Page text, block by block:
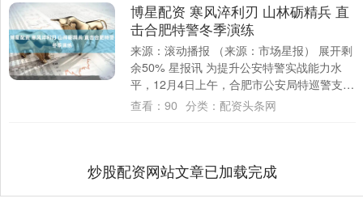
博星配资 寒风淬利刃 山林砺精兵 直
击合肥特警冬季演练
来源：滚动播报 （来源：市场星报） 展开剩
余50% 星报讯 为提升公安特警实战能力水
平，12月4日上午，合肥市公安局特巡警支队
拉开冬季练兵帷幕。当日训练集结了7....
查看： 90 分类： 配资头条网
炒股配资网站文章已加载完成